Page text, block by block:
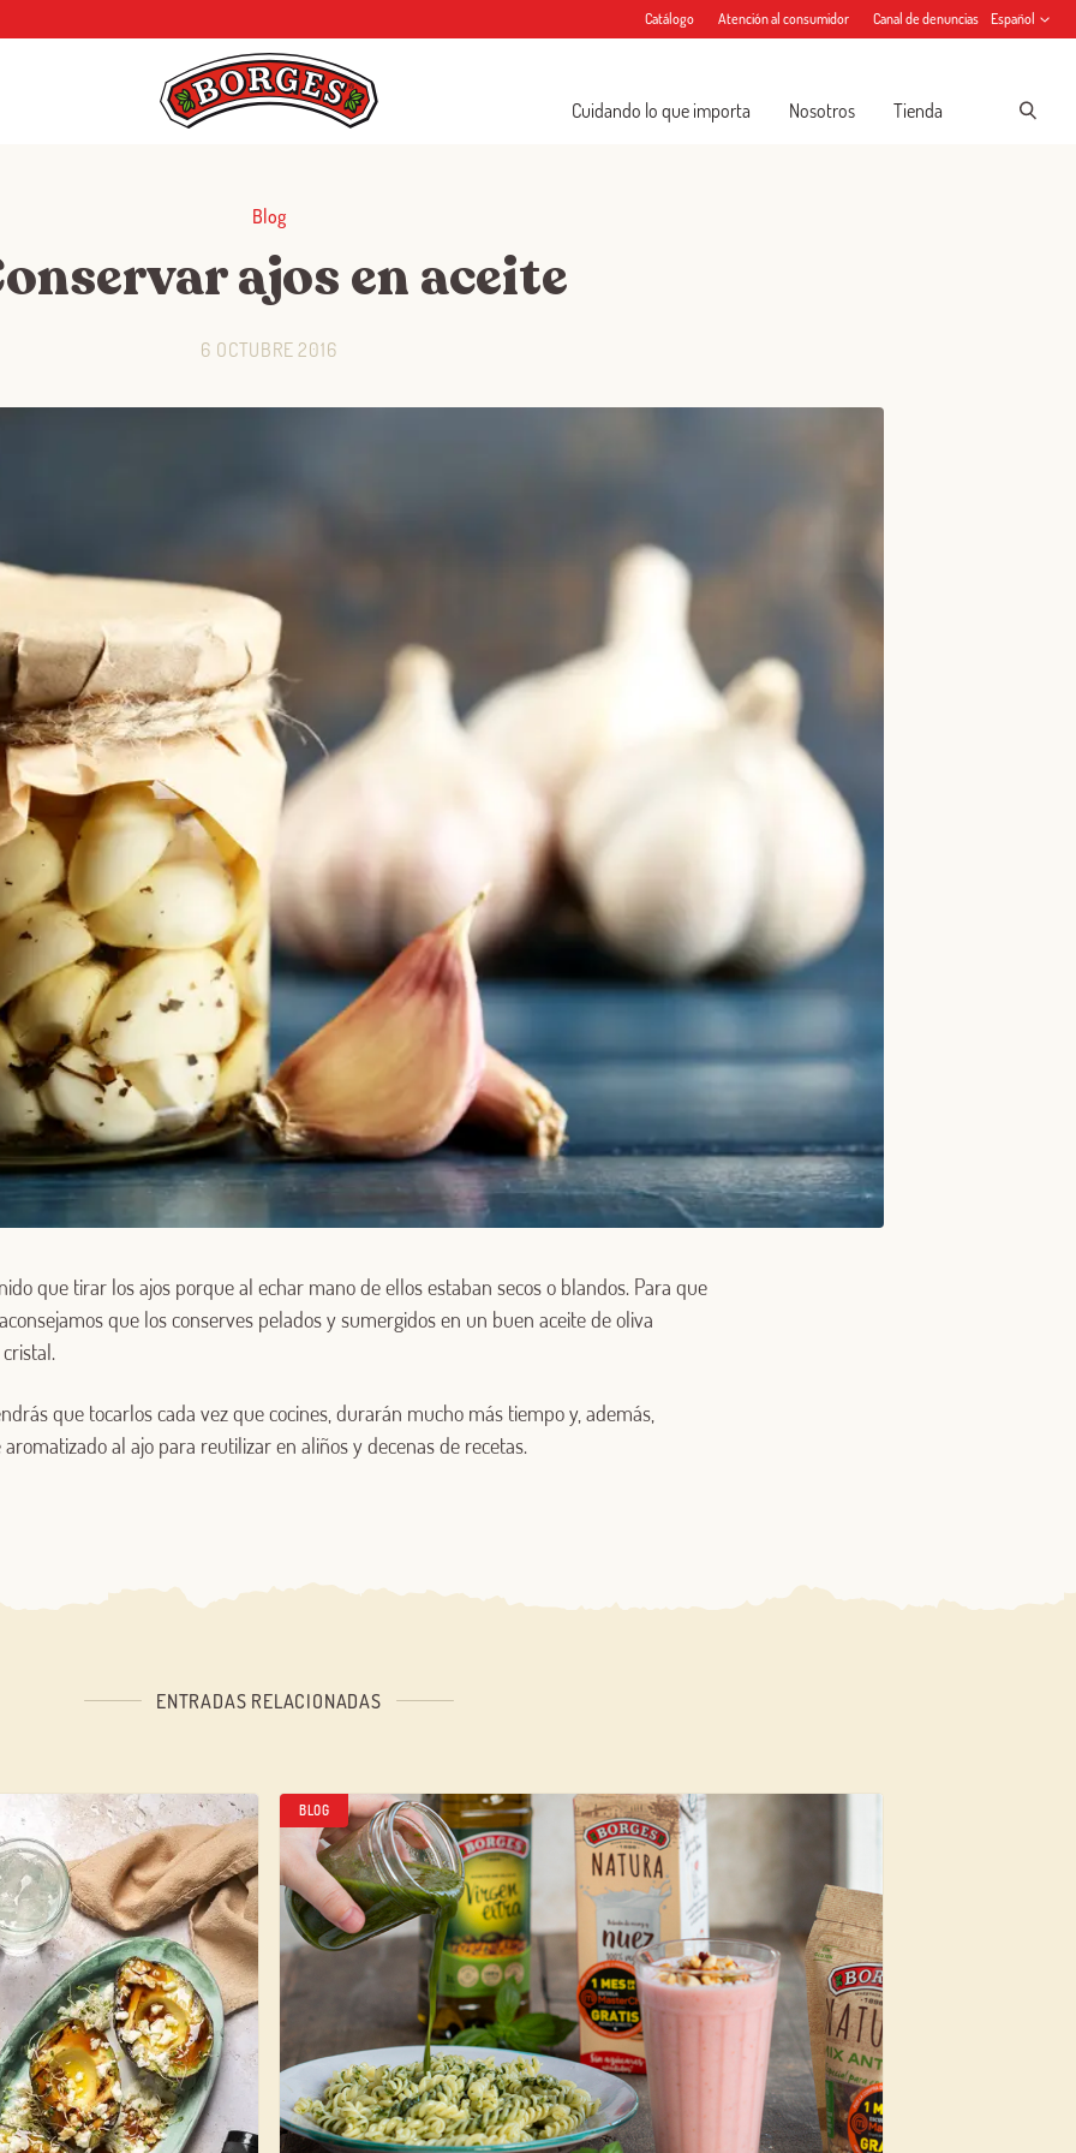
Catálogo Atención al consumidor Canal de denuncias Español
Cuidando lo que importa Nosotros Tienda
Blog
ajos en aceite
6 OCTUBRE 2016
que tirar los ajos porque al echar mano de ellos estaban secos o blandos. Para que
que los conserves pelados y sumergidos en un buen aceite de oliva
que tocarlos cada vez que cocines, durarán mucho más tiempo y, además,
al ajo para reutilizar en aliños y decenas de recetas.
ENTRADAS RELACIONADAS
BLOG
Iniciar sesión con Facebook
Correo electrónico
¿Aún no estás ya registrado en el Club Borges?